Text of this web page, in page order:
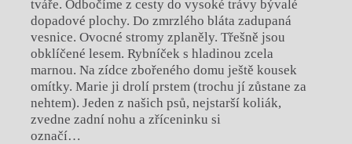
tváře. Odbočíme z cesty do vysoké trávy bývalé
dopadové plochy. Do zmrzlého bláta zadupaná
vesnice. Ovocné stromy zplaněly. Třešně jsou
obklíčené lesem. Rybníček s hladinou zcela
marnou. Na zídce zbořeného domu ještě kousek
omítky. Marie ji drolí prstem (trochu jí zůstane za
nehtem). Jeden z našich psů, nejstarší koliák,
zvedne zadní nohu a zříceninku si
označí…